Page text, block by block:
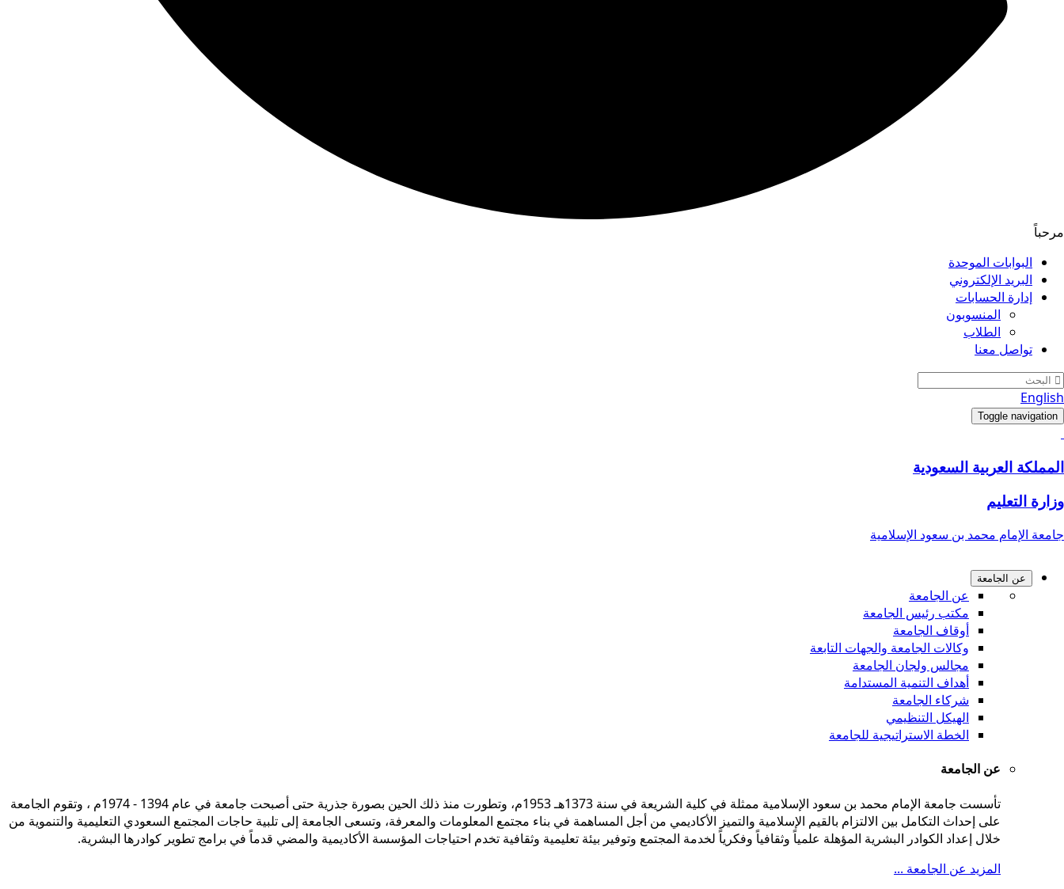
مرحباً
البوابات الموحدة
البريد الإلكتروني
إدارة الحسابات
المنسوبون
الطلاب
تواصل معنا
English
Toggle navigation
المملكة العربية السعودية
وزارة التعليم
جامعة الإمام محمد بن سعود الإسلامية
عن الجامعة
عن الجامعة
مكتب رئيس الجامعة
أوقاف الجامعة
وكالات الجامعة والجهات التابعة
مجالس ولجان الجامعة
أهداف التنمية المستدامة
شركاء الجامعة
الهيكل التنظيمي
الخطة الاستراتيجية للجامعة
عن الجامعة
تأسست جامعة الإمام محمد بن سعود الإسلامية ممثلة في كلية الشريعة في سنة 1373هـ 1953م، وتطورت منذ ذلك الحين بصورة جذرية حتى أصبحت جامعة في عام 1394 - 1974م ، وتقوم الجامعة
على إحداث التكامل بين الالتزام بالقيم الإسلامية والتميز الأكاديمي من أجل المساهمة في بناء مجتمع المعلومات والمعرفة، وتسعى الجامعة إلى تلبية حاجات المجتمع السعودي التعليمية والتنموية من
خلال إعداد الكوادر البشرية المؤهلة علمياً وثقافياً وفكرياً لخدمة المجتمع وتوفير بيئة تعليمية وثقافية تخدم احتياجات المؤسسة الأكاديمية والمضي قدماً في برامج تطوير كوادرها البشرية.
المزيد عن الجامعة ...